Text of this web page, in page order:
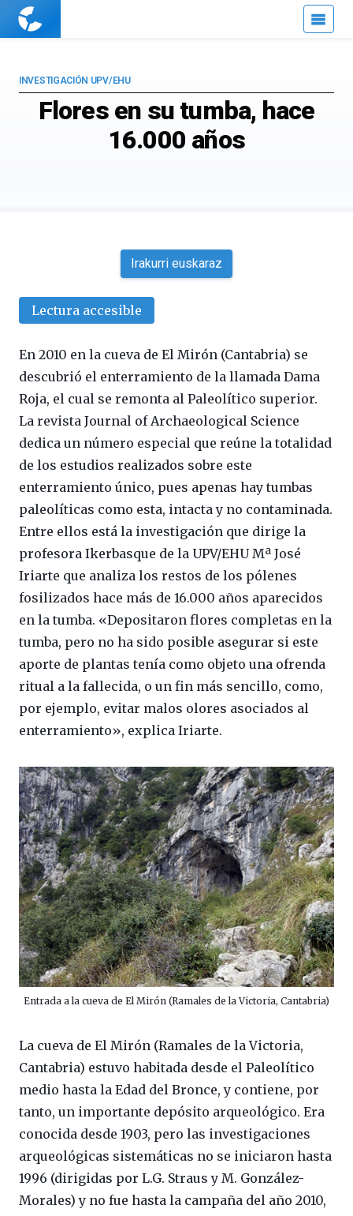
Cuaderno
Flores en su tumba, hace
16.000 años
INVESTIGACIÓN UPV/EHU
Irakurri euskaraz
Lectura accesible
En 2010 en la cueva de El Mirón (Cantabria) se
descubrió el enterramiento de la llamada Dama
Roja, el cual se remonta al Paleolítico superior.
La revista Journal of Archaeological Science
dedica un número especial que reúne la totalidad
de los estudios realizados sobre este
enterramiento único, pues apenas hay tumbas
paleolíticas como esta, intacta y no contaminada.
Entre ellos está la investigación que dirige la
profesora Ikerbasque de la UPV/EHU Mª José
Iriarte que analiza los restos de los pólenes
fosilizados hace más de 16.000 años aparecidos
en la tumba. «Depositaron flores completas en la
tumba, pero no ha sido posible asegurar si este
aporte de plantas tenía como objeto una ofrenda
ritual a la fallecida, o un fin más sencillo, como,
por ejemplo, evitar malos olores asociados al
enterramiento», explica Iriarte.
Entrada a la cueva de El Mirón (Ramales de la Victoria, Cantabria)
La cueva de El Mirón (Ramales de la Victoria,
Cantabria) estuvo habitada desde el Paleolítico
medio hasta la Edad del Bronce, y contiene, por
tanto, un importante depósito arqueológico. Era
conocida desde 1903, pero las investigaciones
arqueológicas sistemáticas no se iniciaron hasta
1996 (dirigidas por L.G. Straus y M. González-
Morales) y no fue hasta la campaña del año 2010,